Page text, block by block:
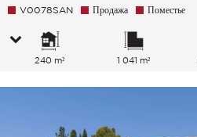
V0078SAN Продажа Поместье
240 m² 1 041 m²